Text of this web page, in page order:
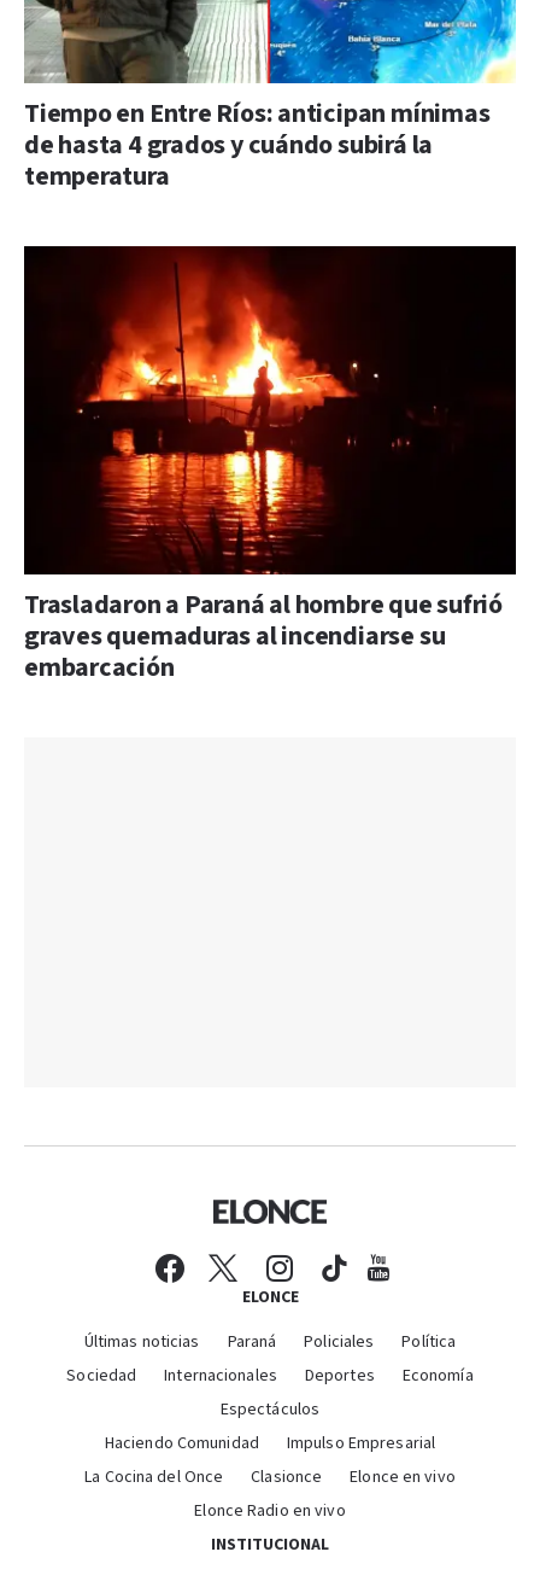
Tiempo en Entre Ríos: anticipan mínimas
de hasta 4 grados y cuándo subirá la
temperatura
Trasladaron a Paraná al hombre que sufrió
graves quemaduras al incendiarse su
embarcación
ELONCE
Últimas noticias Paraná Policiales
Política
Sociedad
Internacionales Deportes
Economía
Espectáculos
Haciendo Comunidad
Impulso Empresarial
La Cocina del Once
Clasionce
Elonce en vivo
Elonce Radio en vivo
INSTITUCIONAL